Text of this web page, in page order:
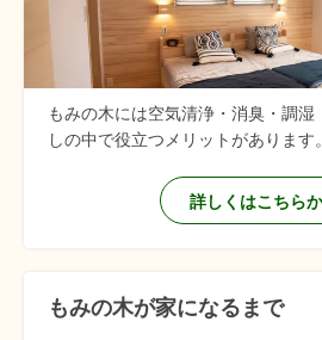
もみの木には空気清浄・消臭・調湿
しの中で役立つメリットがあります。
詳しくはこちら
もみの木が家になるまで